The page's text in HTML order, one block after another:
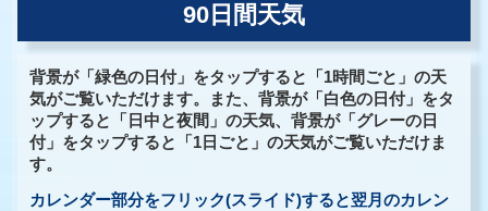
90日間天気
背景が「緑色の日付」をタップすると「1時間ごと」の天
気がご覧いただけます。また、背景が「白色の日付」をタ
ップすると「日中と夜間」の天気、背景が「グレーの日
付」をタップすると「1日ごと」の天気がご覧いただけま
す。
カレンダー部分をフリック(スライド)すると翌月のカレン